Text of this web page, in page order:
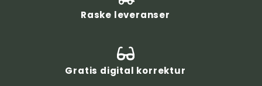
Raske leveranser
Gratis digital korrektur